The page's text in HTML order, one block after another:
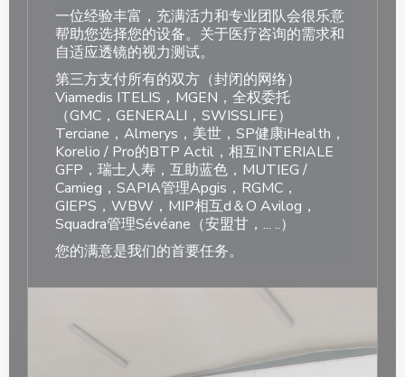
一位经验丰富，充满活力和专业团队会很乐意
帮助您选择您的设备。关于医疗咨询的需求和
自适应透镜的视力测试。
第三方支付所有的双方（封闭的网络）
Viamedis ITELIS，MGEN，全权委托
（GMC，GENERALI，SWISSLIFE）
Terciane，Almerys，美世，SP健康iHealth，
Korelio / Pro的BTP Actil，相互INTERIALE
GFP，瑞士人寿，互助蓝色，MUTIEG /
Camieg，SAPIA管理Apgis，RGMC，
GIEPS，WBW，MIP相互d＆O Avilog，
Squadra管理Sévéane（安盟甘，... ..）
您的满意是我们的首要任务。